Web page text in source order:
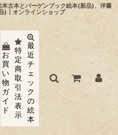
古本とバーゲンブック絵本(新品)、洋書
)┃オンラインショップ
お
買
い
物
ガ
イ
ド
特
定
商
取
引
法
表
示
最
近
チ
ェ
ッ
ク
の
絵
本